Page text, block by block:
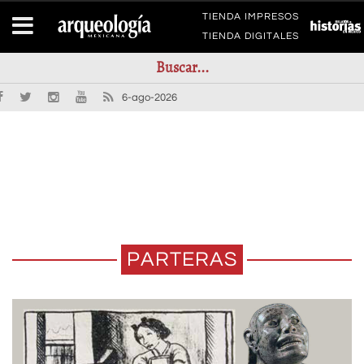
TIENDA IMPRESOS
TIENDA DIGITALES
6-ago-2026
PARTERAS